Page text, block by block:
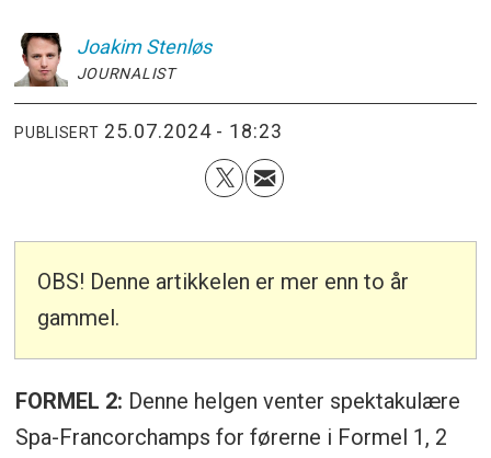
Joakim Stenløs
JOURNALIST
PUBLISERT 25.07.2024 - 18:23
OBS! Denne artikkelen er mer enn to år
gammel.
FORMEL 2: Denne helgen venter spektakulære
Spa-Francorchamps for førerne i Formel 1, 2